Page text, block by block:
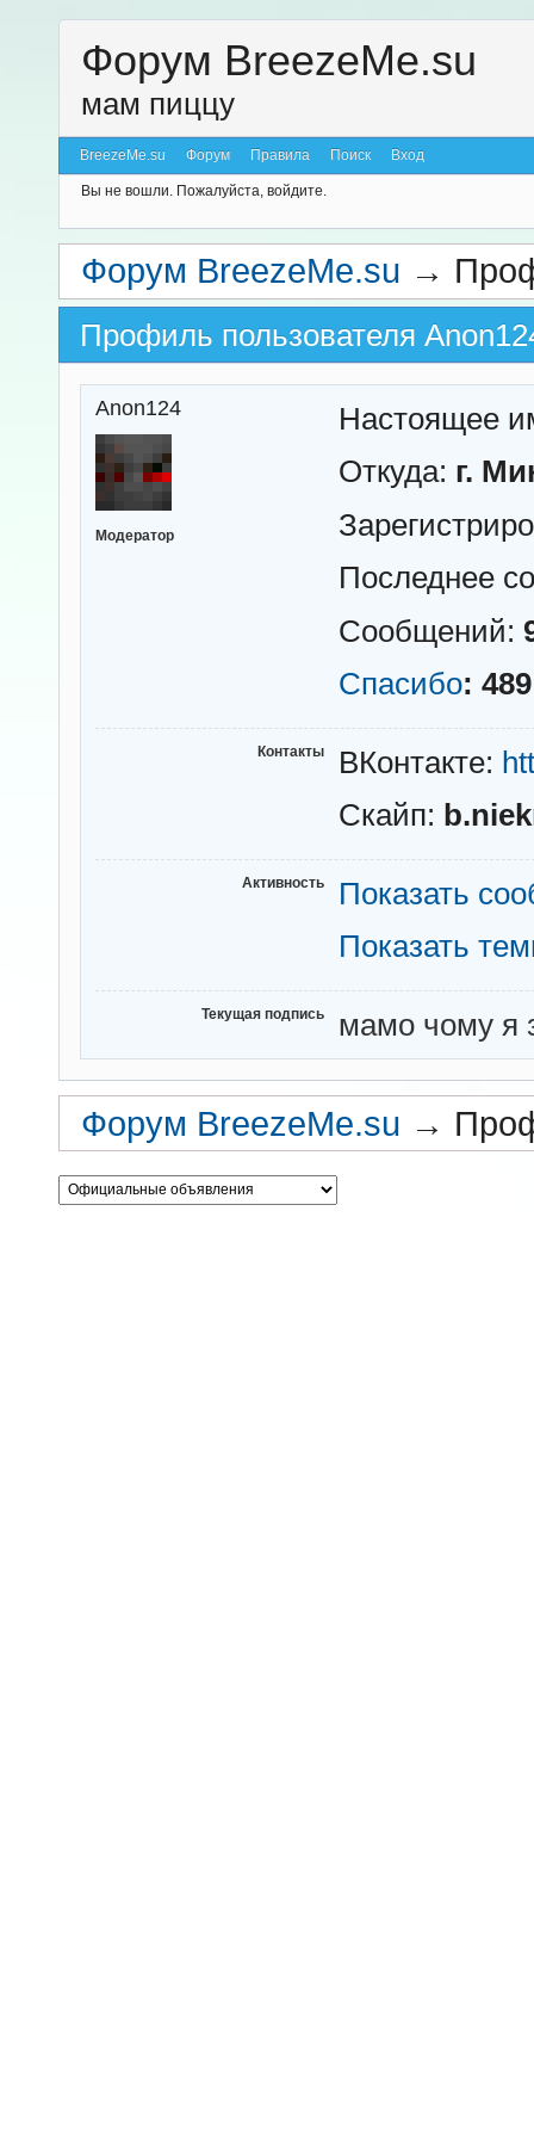
Форум BreezeMe.su
мам пиццу
BreezeMe.su Форум Правила Поиск Вход
Вы не вошли. Пожалуйста, войдите.
Форум BreezeMe.su →
Профиль пользователя
Anon124
Модератор
Настоящее
Откуда: г.
Последнее
Сообщений:
Спасибо: 489
Контакты ВКонтакте:
Скайп:
Активность
Показать
Показать
Текущая подпись мамо чому я
Форум BreezeMe.su →